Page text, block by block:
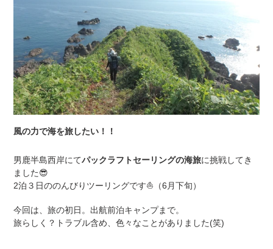
風の力で海を旅したい！！
男鹿半島西岸にてパックラフトセーリングの海旅に挑戦してき
ました😎
2泊３日ののんびりツーリングです⛵️（6月下旬）
今回は、旅の初日。出航前泊キャンプまで。
旅らしく？トラブル含め、色々なことがありました(笑)